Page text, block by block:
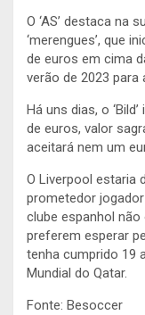
O ‘AS’ destaca na
‘merengues’, que
de euros em cima
verão de 2023 para
Há uns dias, o
de euros, valor
aceitará nem um
O Liverpool estaria
prometedor
clube espanhol
preferem esperar
tenha cumprido 19
Mundial do Qatar.
Fonte: Besoccer